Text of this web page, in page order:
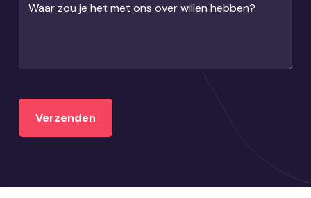
Waar zou je het met ons over willen hebben?